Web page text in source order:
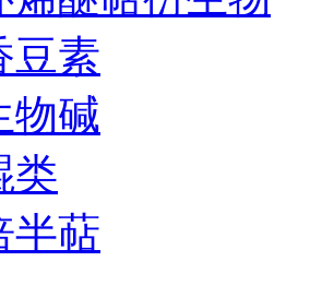
豆素
物碱
类
半萜